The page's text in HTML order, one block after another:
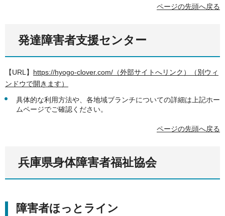
ページの先頭へ戻る
発達障害者支援センター
【URL】 https://hyogo-clover.com/（外部サイトへリンク）（別ウィ
ンドウで開きます）
具体的な利用方法や、各地域ブランチについての詳細は上記ホー
ムページでご確認ください。
ページの先頭へ戻る
兵庫県身体障害者福祉協会
障害者ほっとライン